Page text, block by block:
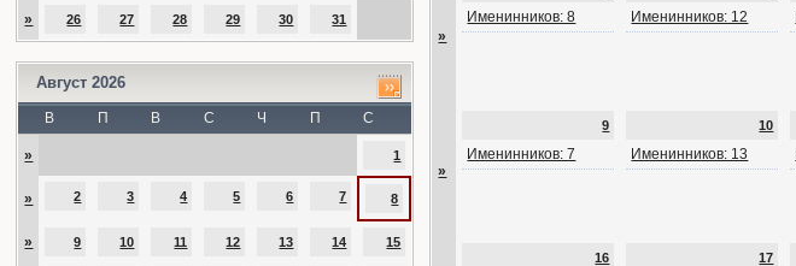
» 26 27 28 29 30 31
Август 2026
В П В С Ч П С
» 1
» 2 3 4 5 6 7 8
» 9 10 11 12 13 14 15
»
Именинников: 8 Именинников: 12
»
9
Именинников: 7
10
Именинников: 13
16 17